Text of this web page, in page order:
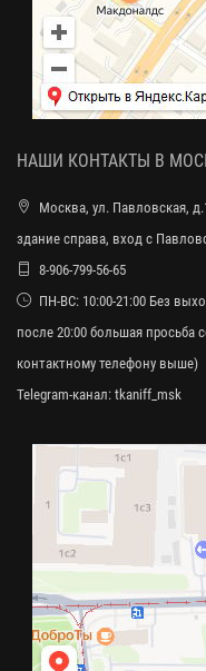
НАШИ КОНТАКТЫ В
Москва, ул. Павловская,
здание справа, вход с
8-906-799-56-65
ПН-ВС: 10:00-21:00 Без
после 20:00 большая
контактному телефону выше)
Telegram-канал: tkaniff_msk